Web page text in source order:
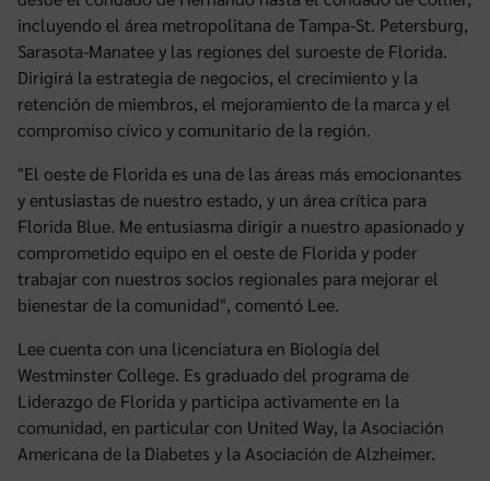
incluyendo el área metropolitana de Tampa-St. Petersburg,
Sarasota-Manatee y las regiones del suroeste de Florida.
Dirigirá la estrategia de negocios, el crecimiento y la
retención de miembros, el mejoramiento de la marca y el
compromiso cívico y comunitario de la región.
"El oeste de Florida es una de las áreas más emocionantes
y entusiastas de nuestro estado, y un área crítica para
Florida Blue. Me entusiasma dirigir a nuestro apasionado y
comprometido equipo en el oeste de Florida y poder
trabajar con nuestros socios regionales para mejorar el
bienestar de la comunidad", comentó Lee.
Lee cuenta con una licenciatura en Biología del
Westminster College. Es graduado del programa de
Liderazgo de Florida y participa activamente en la
comunidad, en particular con United Way, la Asociación
Americana de la Diabetes y la Asociación de Alzheimer.